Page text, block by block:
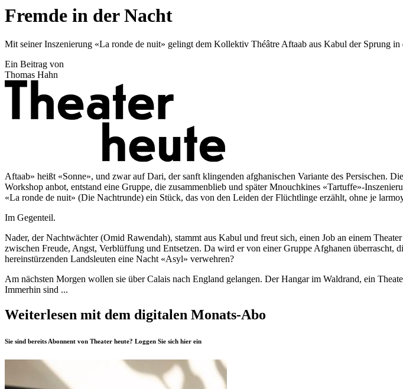
Fremde in der Nacht
Mit seiner Inszenierung «La ronde de nuit» gelingt dem Kollektiv Théâtre Aftaab aus Kabul der Sprung in
Ein Beitrag von
Thomas Hahn
Aftaab» heißt «Sonne», und zwar auf Dari, der sanft klingenden afghanischen Variante des
Workshop anbot, entstand eine Gruppe, die zusammenblieb und später Mnouchkines «Tartuffe»-
«La ronde de nuit» (Die Nachtrunde) ein Stück, das von den Leiden der Flüchtlinge erzählt, ohne je
Im Gegenteil.
Nader, der Nachtwächter (Omid Rawendah), stammt aus Kabul und freut sich, einen Job an einem
zwischen Freude, Angst, Verblüffung und Entsetzen. Da wird er von einer Gruppe Afghanen
hereinstürzenden Landsleuten eine Nacht «Asyl» verwehren?
Am nächsten Morgen wollen sie über Calais nach England gelangen. Der Hangar im Waldrand, ein
Immerhin sind ...
Weiterlesen mit dem digitalen Monats-Abo
Sie sind bereits Abonnent von Theater heute? Loggen Sie sich hier ein